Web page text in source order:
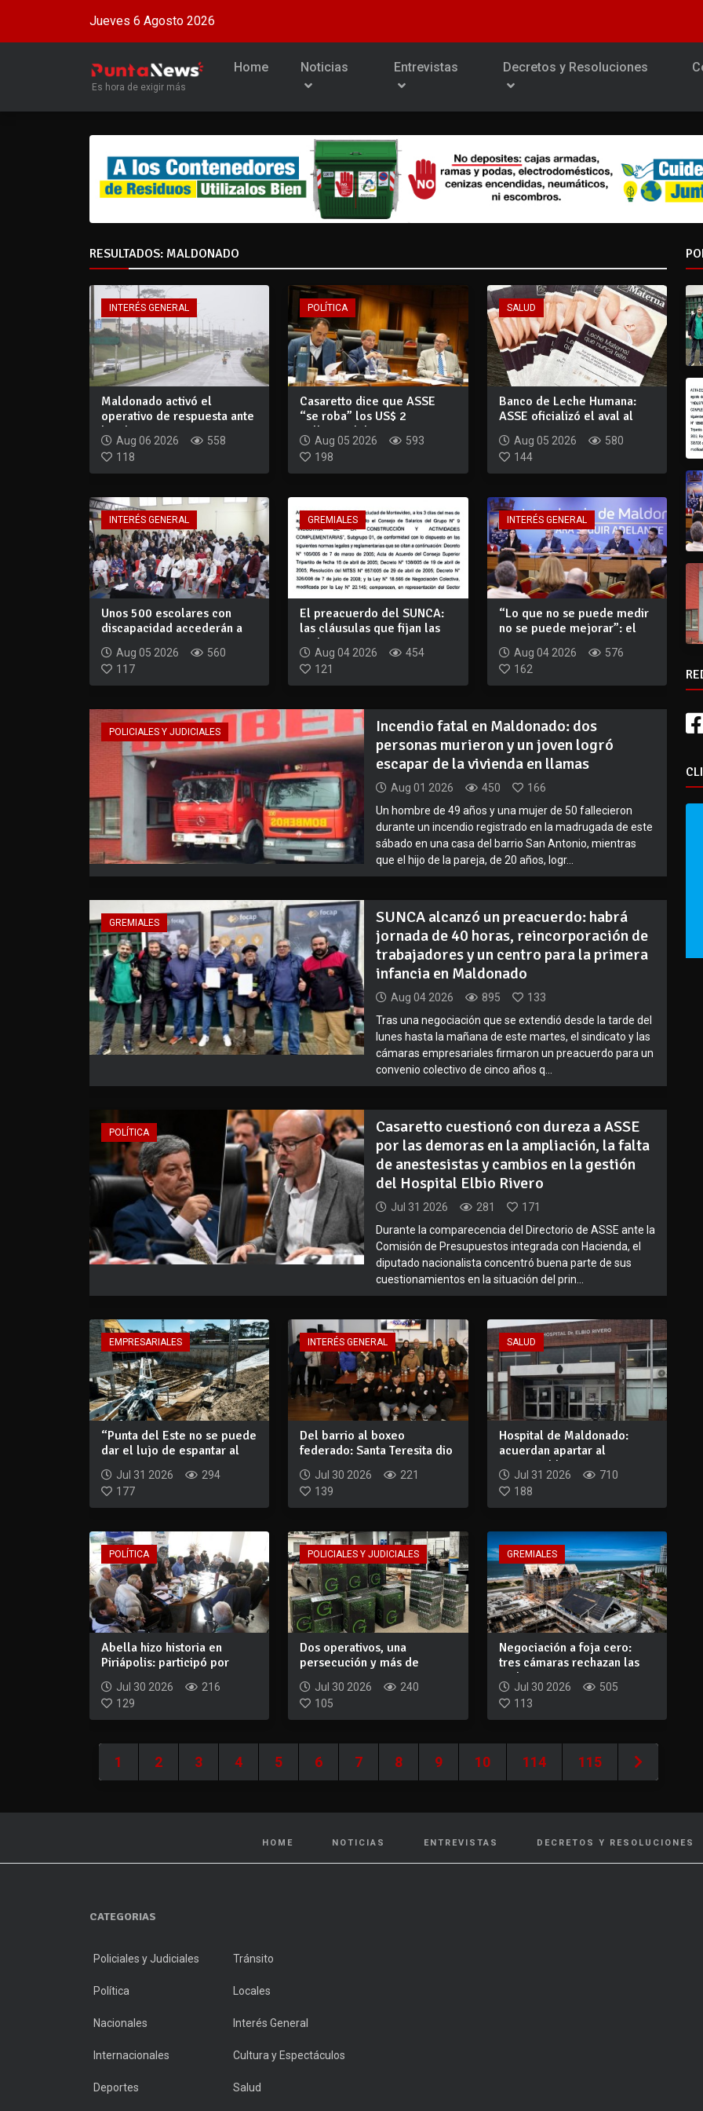
Jueves 6 Agosto 2026
Es hora de exigir más
Home Noticias Entrevistas Decretos y Resoluciones
RESULTADOS: MALDONADO
INTERÉS GENERAL
Maldonado activó el
operativo de respuesta ante
la advertenc...
Aug 06 2026
558
118
POLÍTICA
Casaretto dice que ASSE
“se roba” los US$ 2
millones del Ban...
Aug 05 2026
593
198
SALUD
Banco de Leche Humana:
ASSE oficializó el aval al
Aug 05 2026
580
144
INTERÉS GENERAL
Unos 500 escolares con
discapacidad accederán a
Aug 05 2026
560
117
GREMIALES
El preacuerdo del SUNCA:
las cláusulas que fijan las
40 hora...
Aug 04 2026
454
121
INTERÉS GENERAL
“Lo que no se puede medir
no se puede mejorar”: el
Aug 04 2026
576
162
POLICIALES Y JUDICIALES
Incendio fatal en Maldonado: dos
personas murieron y un joven logró
escapar de la vivienda en llamas
Aug 01 2026 450
166
Un hombre de 49 años y una mujer de 50 fallecieron
durante un incendio registrado en la madrugada de este
sábado en una casa del barrio San Antonio, mientras
que el hijo de la pareja, de 20 años, logr...
GREMIALES
SUNCA alcanzó un preacuerdo: habrá
jornada de 40 horas, reincorporación de
trabajadores y un centro para la primera
infancia en Maldonado
Aug 04 2026 895
133
Tras una negociación que se extendió desde la tarde del
lunes hasta la mañana de este martes, el sindicato y las
cámaras empresariales firmaron un preacuerdo para un
convenio colectivo de cinco años q...
POLÍTICA
Casaretto cuestionó con dureza a ASSE
por las demoras en la ampliación, la falta
de anestesistas y cambios en la gestión
del Hospital Elbio Rivero
Jul 31 2026 281
171
Durante la comparecencia del Directorio de ASSE ante la
Comisión de Presupuestos integrada con Hacienda, el
diputado nacionalista concentró buena parte de sus
cuestionamientos en la situación del prin...
EMPRESARIALES
“Punta del Este no se puede
dar el lujo de espantar al
Jul 31 2026
294
177
INTERÉS GENERAL
Del barrio al boxeo
federado: Santa Teresita dio
Jul 30 2026
221
139
SALUD
Hospital de Maldonado:
acuerdan apartar al
responsable inter...
Jul 31 2026
710
188
POLÍTICA
Abella hizo historia en
Piriápolis: participó por
Jul 30 2026
216
129
POLICIALES Y JUDICIALES
Dos operativos, una
persecución y más de
Jul 30 2026
240
105
GREMIALES
Negociación a foja cero:
tres cámaras rechazan las
40 horas...
Jul 30 2026
505
113
1 2 3 4 5 6 7 8 9 10 114 115
HOME NOTICIAS ENTREVISTAS DECRETOS Y RESOLUCIONES
CATEGORIAS
Policiales y Judiciales Tránsito
Política Locales
Nacionales Interés General
Internacionales Cultura y Espectáculos
Deportes Salud